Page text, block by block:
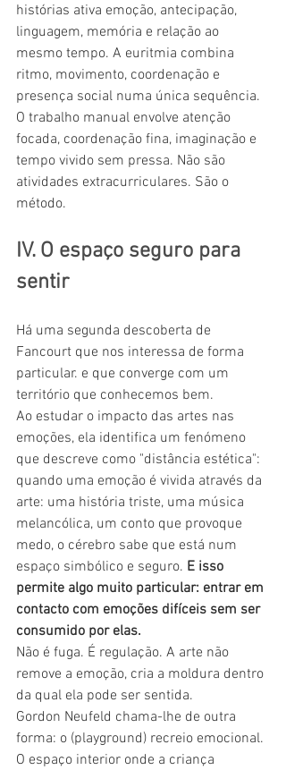
histórias ativa emoção, antecipação,
linguagem, memória e relação ao
mesmo tempo. A euritmia combina
ritmo, movimento, coordenação e
presença social numa única sequência.
O trabalho manual envolve atenção
focada, coordenação fina, imaginação e
tempo vivido sem pressa. Não são
atividades extracurriculares. São o
método.
IV. O espaço seguro para
sentir
Há uma segunda descoberta de
Fancourt que nos interessa de forma
particular. e que converge com um
território que conhecemos bem.
Ao estudar o impacto das artes nas
emoções, ela identifica um fenómeno
que descreve como "distância estética":
quando uma emoção é vivida através da
arte: uma história triste, uma música
melancólica, um conto que provoque
medo, o cérebro sabe que está num
espaço simbólico e seguro. E isso
permite algo muito particular: entrar em
contacto com emoções difíceis sem ser
consumido por elas.
Não é fuga. É regulação. A arte não
remove a emoção, cria a moldura dentro
da qual ela pode ser sentida.
Gordon Neufeld chama-lhe de outra
forma: o (playground) recreio emocional.
O espaço interior onde a criança